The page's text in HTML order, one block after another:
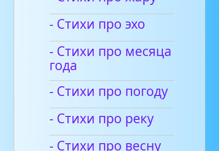
- Стихи про эхо
- Стихи про месяца
года
- Стихи про погоду
- Стихи про реку
- Стихи про весну